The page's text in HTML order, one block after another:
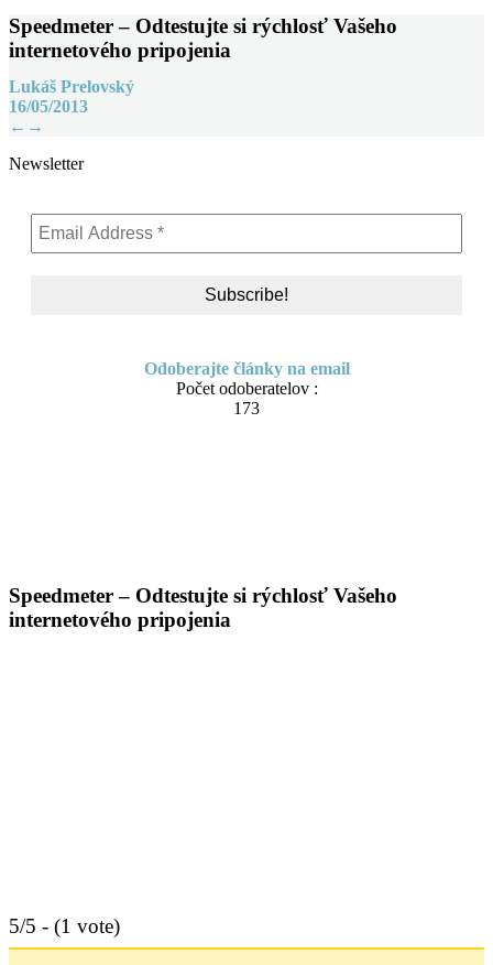
Speedmeter – Odtestujte si rýchlosť Vašeho
internetového pripojenia
Lukáš Prelovský
16/05/2013
Post
navigation
← →
Newsletter
Odoberajte články na email
Počet odoberatelov :
173
Speedmeter – Odtestujte si rýchlosť Vašeho
internetového pripojenia
5/5 - (1 vote)